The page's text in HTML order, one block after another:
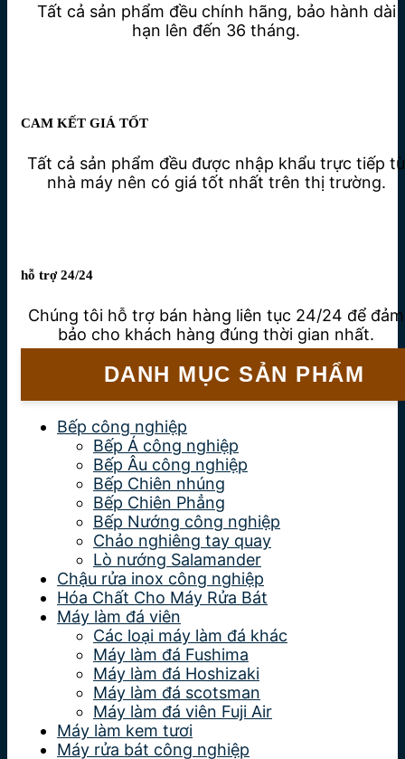
Tất cả sản phẩm đều chính hãng, bảo hành dài
hạn lên đến 36 tháng.
CAM KẾT GIÁ TỐT
Tất cả sản phẩm đều được nhập khẩu trực tiếp từ
nhà máy nên có giá tốt nhất trên thị trường.
hỗ trợ 24/24
Chúng tôi hỗ trợ bán hàng liên tục 24/24 để đảm
bảo cho khách hàng đúng thời gian nhất.
DANH MỤC SẢN PHẨM
Bếp công nghiệp
Bếp Á công nghiệp
Bếp Âu công nghiệp
Bếp Chiên nhúng
Bếp Chiên Phẳng
Bếp Nướng công nghiệp
Chảo nghiêng tay quay
Lò nướng Salamander
Chậu rửa inox công nghiệp
Hóa Chất Cho Máy Rửa Bát
Máy làm đá viên
Các loại máy làm đá khác
Máy làm đá Fushima
Máy làm đá Hoshizaki
Máy làm đá scotsman
Máy làm đá viên Fuji Air
Máy làm kem tươi
Máy rửa bát công nghiệp